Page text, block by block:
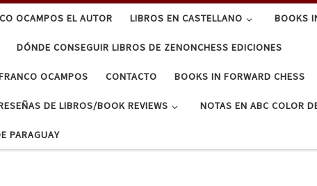
OCAMPOS EL AUTOR LIBROS EN CASTELLANO BOOKS
DÓNDE CONSEGUIR LIBROS DE ZENONCHESS EDICIONES
OCAMPOS CONTACTO BOOKS IN FORWARD CHESS
DE LIBROS/BOOK REVIEWS NOTAS EN ABC COLOR
PARAGUAY